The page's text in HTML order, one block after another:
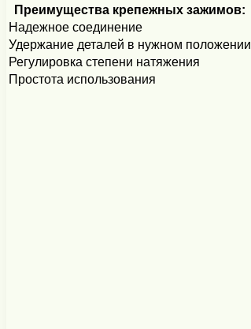
Преимущества крепежных зажимов:
Надежное соединение
Удержание деталей в нужном положении
Регулировка степени натяжения
Простота использования